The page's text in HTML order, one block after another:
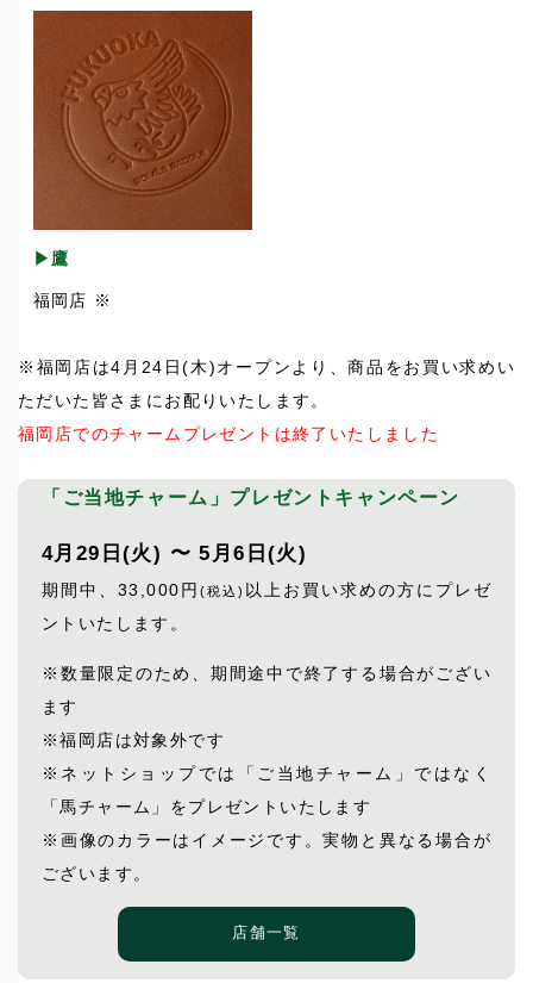
▶鷹
福岡店 ※
※福岡店は4月24日(木)オープンより、商品をお買い求めい
ただいた皆さまにお配りいたします。
福岡店でのチャームプレゼントは終了いたしました
「ご当地チャーム」プレゼントキャンペーン
4月29日(火) 〜 5月6日(火)
期間中、33,000円 (税込) 以上お買い求めの方にプレゼ
ントいたします。
※数量限定のため、期間途中で終了する場合がござい
ます
※福岡店は対象外です
※ネットショップでは「ご当地チャーム」ではなく
「馬チャーム」をプレゼントいたします
※画像のカラーはイメージです。実物と異なる場合が
ございます。
店舗一覧